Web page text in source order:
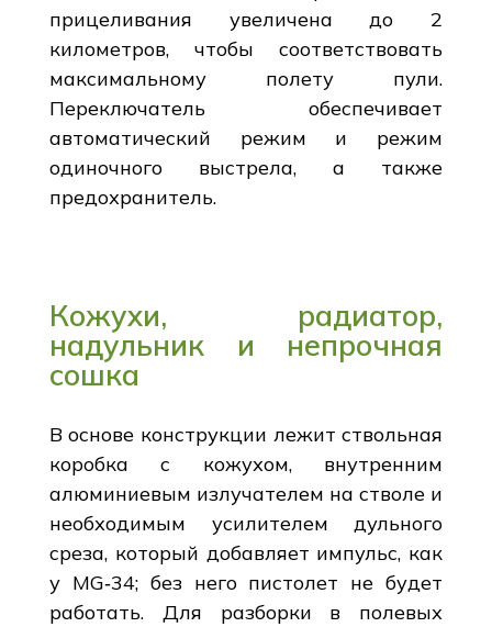
прицеливания увеличена до 2
километров, чтобы соответствовать
максимальному полету пули.
Переключатель обеспечивает
автоматический режим и режим
одиночного выстрела, а также
предохранитель.
Кожухи, радиатор,
надульник и непрочная
сошка
В основе конструкции лежит ствольная
коробка с кожухом, внутренним
алюминиевым излучателем на стволе и
необходимым усилителем дульного
среза, который добавляет импульс, как
у MG‑34; без него пистолет не будет
работать. Для разборки в полевых